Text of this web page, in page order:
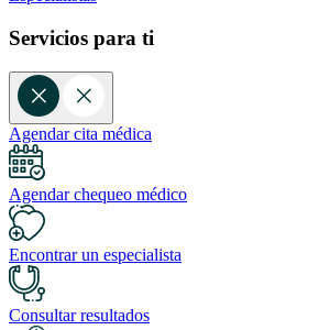
Servicios para ti
Agendar cita médica
Agendar chequeo médico
Encontrar un especialista
Consultar resultados